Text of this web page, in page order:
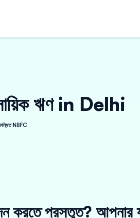
ঋণ in Delhi
NBFC
করতে প্রস্তুত? আপনার